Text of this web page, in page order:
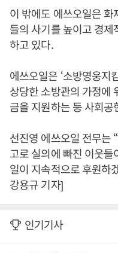
이 밖에도 에쓰오일은
들의 사기를 높이고 경
하고 있다.
에쓰오일은 ‘소방영웅지
상당한 소방관의 가정에
금을 지원하는 등 사회
선진영 에쓰오일 전무는
고로 실의에 빠진 이웃
일이 지속적으로 후원하
강용규 기자]
인기기사